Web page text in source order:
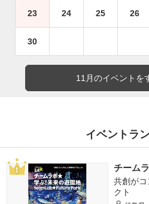
23 24 25 26
30
11月のイベントを
イベントラ
チーム
共創が
クト